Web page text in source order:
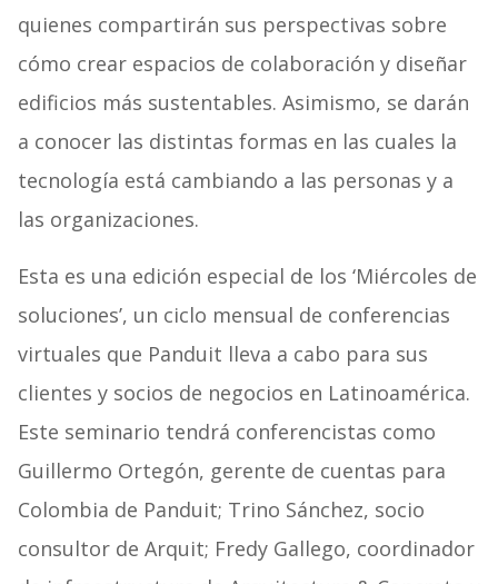
quienes compartirán sus perspectivas sobre
cómo crear espacios de colaboración y diseñar
edificios más sustentables. Asimismo, se darán
a conocer las distintas formas en las cuales la
tecnología está cambiando a las personas y a
las organizaciones.
Esta es una edición especial de los ‘Miércoles de
soluciones’, un ciclo mensual de conferencias
virtuales que Panduit lleva a cabo para sus
clientes y socios de negocios en Latinoamérica.
Este seminario tendrá conferencistas como
Guillermo Ortegón, gerente de cuentas para
Colombia de Panduit; Trino Sánchez, socio
consultor de Arquit; Fredy Gallego, coordinador